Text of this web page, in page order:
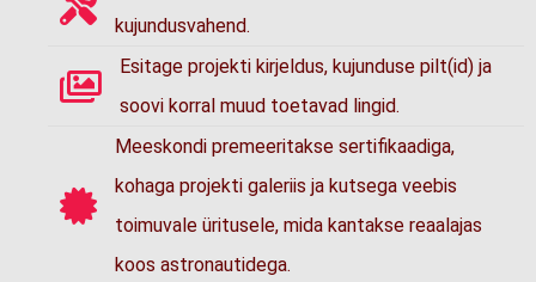
kujundusvahend.
Esitage projekti kirjeldus, kujunduse pilt(id) ja
soovi korral muud toetavad lingid.
Meeskondi premeeritakse sertifikaadiga,
kohaga projekti galeriis ja kutsega veebis
toimuvale üritusele, mida kantakse reaalajas
koos astronautidega.